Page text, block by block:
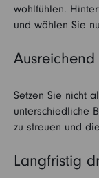
wohlfühlen.
und wählen Sie
Ausreichend
Setzen Sie nicht
unterschiedliche
zu streuen und
Langfristig